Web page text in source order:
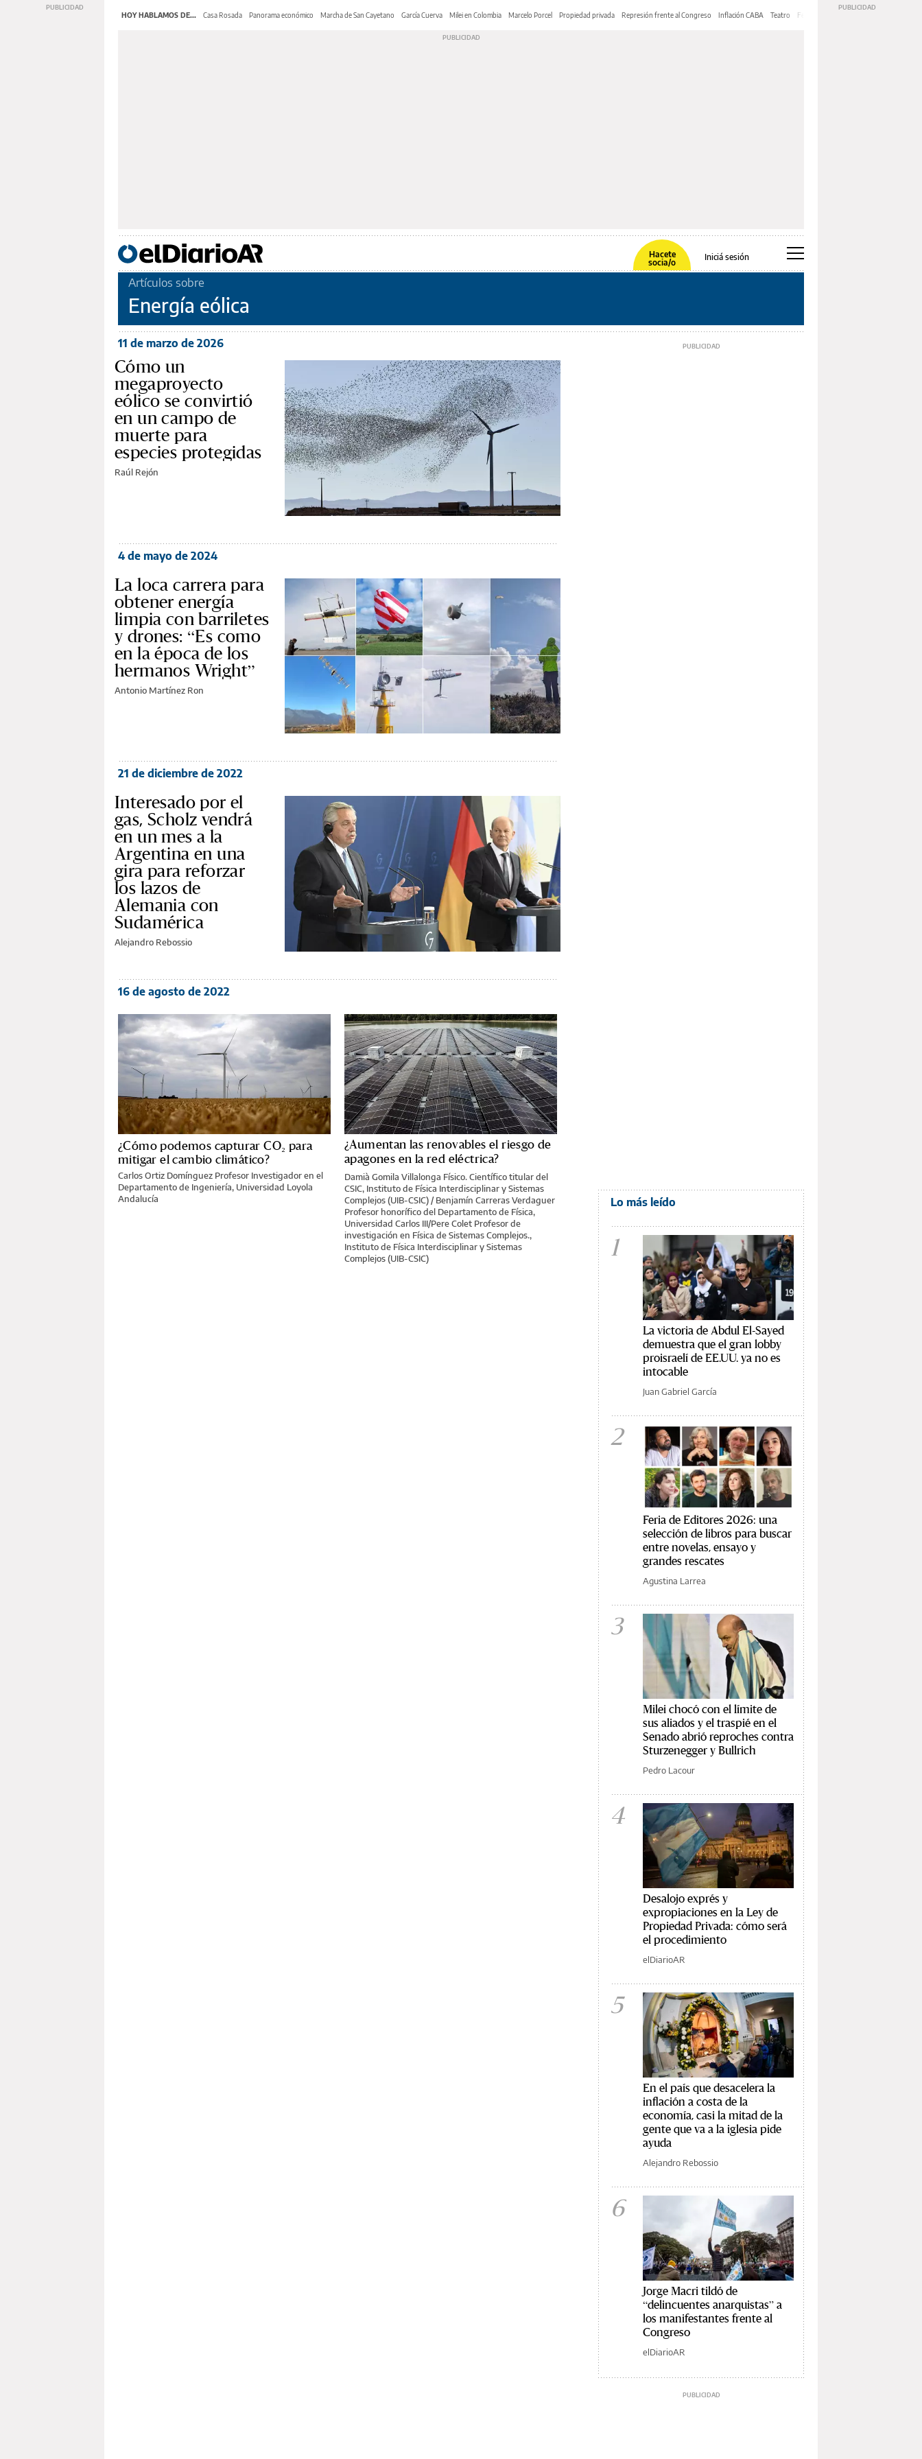
HOY HABLAMOS DE... Casa Rosada Panorama económico Marcha de San Cayetano García Cuerva Milei en Colombia Marcelo Porcel Propiedad privada Represión frente al Congreso Inflación CABA Teatro Feria de Editores
Hacete
socia/o
Iniciá sesión
Artículos sobre
Energía eólica
11 de marzo de 2026
Cómo un
megaproyecto
eólico se convirtió
en un campo de
muerte para
especies protegidas
Raúl Rejón
4 de mayo de 2024
La loca carrera para
obtener energía
limpia con barriletes
y drones: “Es como
en la época de los
hermanos Wright”
Antonio Martínez Ron
21 de diciembre de 2022
Interesado por el
gas, Scholz vendrá
en un mes a la
Argentina en una
gira para reforzar
los lazos de
Alemania con
Sudamérica
Alejandro Rebossio
16 de agosto de 2022
¿Cómo podemos capturar CO₂ para
mitigar el cambio climático?
Carlos Ortiz Domínguez Profesor Investigador en el
Departamento de Ingeniería, Universidad Loyola
Andalucía
¿Aumentan las renovables el riesgo de
apagones en la red eléctrica?
Damià Gomila Villalonga Físico. Científico titular del
CSIC, Instituto de Física Interdisciplinar y Sistemas
Complejos (UIB-CSIC) / Benjamín Carreras Verdaguer
Profesor honorífico del Departamento de Física,
Universidad Carlos III/Pere Colet Profesor de
investigación en Física de Sistemas Complejos.,
Instituto de Física Interdisciplinar y Sistemas
Complejos (UIB-CSIC)
Lo más leído
1
La victoria de Abdul El-Sayed
demuestra que el gran lobby
proisraelí de EE.UU. ya no es
intocable
Juan Gabriel García
2
Feria de Editores 2026: una
selección de libros para buscar
entre novelas, ensayo y
grandes rescates
Agustina Larrea
3
Milei chocó con el límite de
sus aliados y el traspié en el
Senado abrió reproches contra
Sturzenegger y Bullrich
Pedro Lacour
4
Desalojo exprés y
expropiaciones en la Ley de
Propiedad Privada: cómo será
el procedimiento
elDiarioAR
5
En el país que desacelera la
inflación a costa de la
economía, casi la mitad de la
gente que va a la iglesia pide
ayuda
Alejandro Rebossio
6
Jorge Macri tildó de
“delincuentes anarquistas” a
los manifestantes frente al
Congreso
elDiarioAR